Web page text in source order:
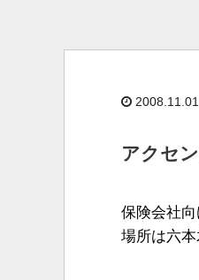
2008.11.01
アクセ
保険会社向
場所は六本